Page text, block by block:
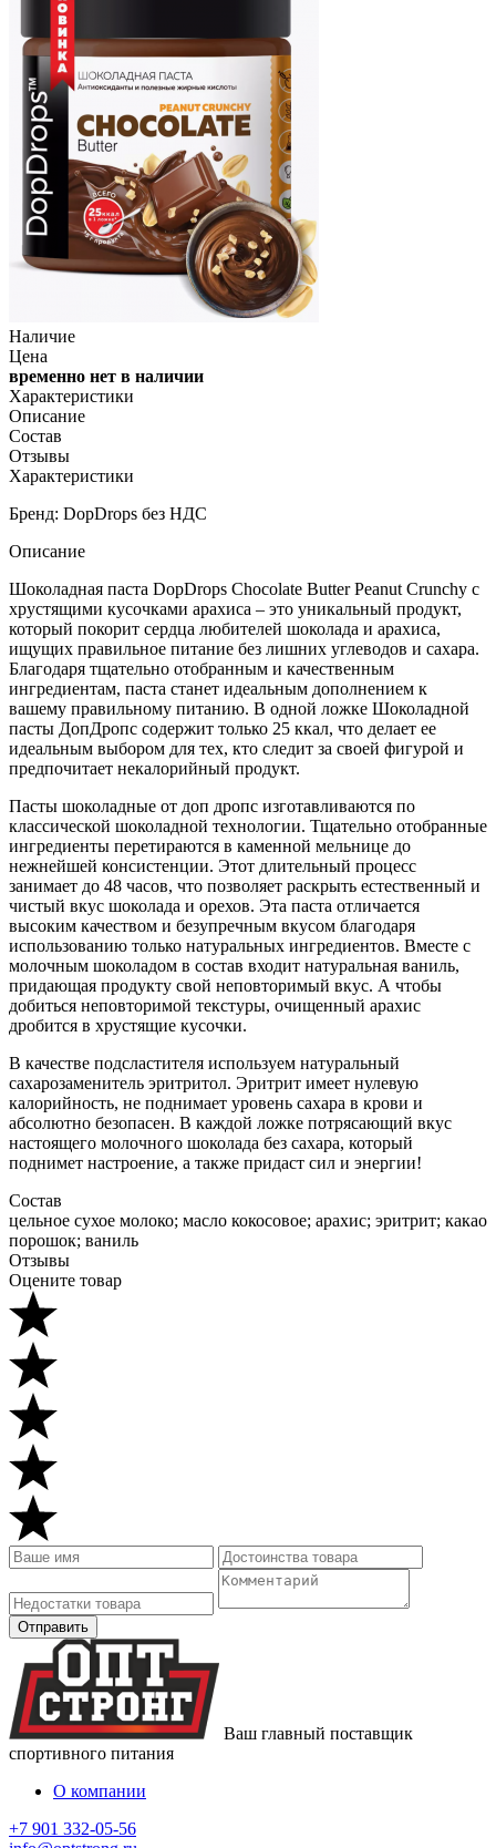
Наличие
Цена
временно нет в наличии
Характеристики
Описание
Состав
Отзывы
Характеристики
Бренд: DopDrops без НДС
Описание
Шоколадная паста DopDrops Сhoсolate Butter Peanut Crunchy с
хрустящими кусочками арахиса – это уникальный продукт,
который покорит сердца любителей шоколада и арахиса,
ищущих правильное питание без лишних углеводов и сахара.
Благодаря тщательно отобранным и качественным
ингредиентам, паста станет идеальным дополнением к
вашему правильному питанию. В одной ложке Шоколадной
пасты ДопДропс содержит только 25 ккал, что делает ее
идеальным выбором для тех, кто следит за своей фигурой и
предпочитает некалорийный продукт.
Пасты шоколадные от доп дропс изготавливаются по
классической шоколадной технологии. Тщательно отобранные
ингредиенты перетираются в каменной мельнице до
нежнейшей консистенции. Этот длительный процесс
занимает до 48 часов, что позволяет раскрыть естественный и
чистый вкус шоколада и орехов. Эта паста отличается
высоким качеством и безупречным вкусом благодаря
использованию только натуральных ингредиентов. Вместе с
молочным шоколадом в состав входит натуральная ваниль,
придающая продукту свой неповторимый вкус. А чтобы
добиться неповторимой текстуры, очищенный арахис
дробится в хрустящие кусочки.
В качестве подсластителя используем натуральный
сахарозаменитель эритритол. Эритрит имеет нулевую
калорийность, не поднимает уровень сахара в крови и
абсолютно безопасен. В каждой ложке потрясающий вкус
настоящего молочного шоколада без сахара, который
поднимет настроение, а также придаст сил и энергии!
Состав
цельное сухое молоко; масло кокосовое; арахис; эритрит; какао
порошок; ваниль
Отзывы
Оцените товар
Ваш главный поставщик
спортивного питания
О компании
+7 901 332-05-56